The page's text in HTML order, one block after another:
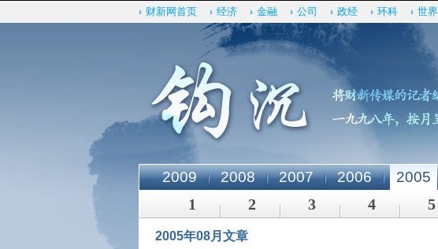
财新网首页 经济 金融 公司 政经 环科 世界
2009 2008 2007 2006 2005
1 2 3 4 5
2005年08月文章